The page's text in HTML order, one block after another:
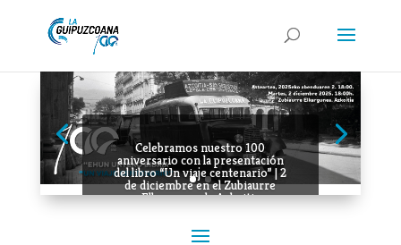
Celebramos nuestro 100
aniversario con la presentación
del libro “Un viaje centenario” | 2
de diciembre en el Zubiaurre
Elkargunea de Azkoitia